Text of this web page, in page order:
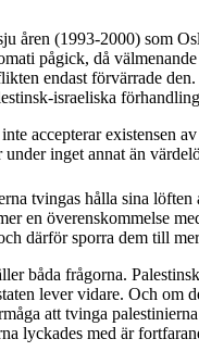
åren (1993-2000) som
pågick, då
endast förvärrade den.
israeliska
accepterar existensen
inget annat än
tvingas hålla sina löften
en överenskommelse
därför sporra dem till
båda frågorna.
lever vidare. Och om
att tvinga
lyckades med är